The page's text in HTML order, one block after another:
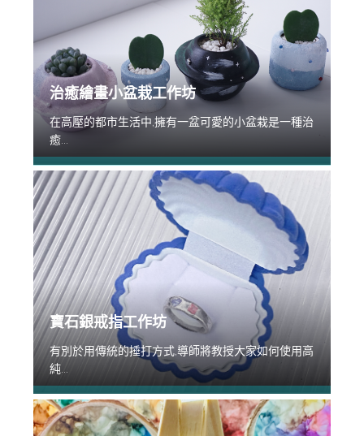
治癒繪畫小盆栽工作坊
在高壓的都市生活中,擁有一盆可愛的小盆栽是一種治
癒...
寶石銀戒指工作坊
有別於用傳統的捶打方式,導師將教授大家如何使用高
純...